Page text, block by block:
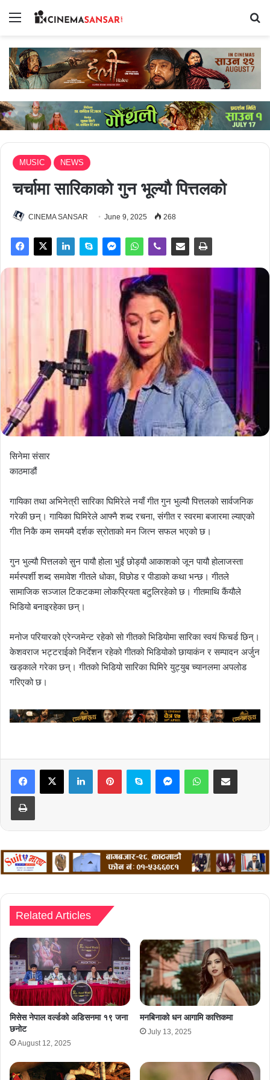
Menu
MUSIC NEWS
चर्चामा सारिकाको गुन भूल्यौ पित्तलको
CINEMA SANSAR June 9, 2025 268
सिनेमा संसार
काठमाडौं
गायिका तथा अभिनेत्री सारिका घिमिरेले नयाँ गीत गुन भुल्यौ पित्तलको सार्वजनिक
गरेकी छन्। गायिका घिमिरेले आफ्नै शब्द रचना, संगीत र स्वरमा बजारमा ल्याएको
गीत निकै कम समयमै दर्शक स्रोताको मन जित्न सफल भएको छ।
गुन भुल्यौ पित्तलको सुन पायौ होला भुईं छोड्यौ आकाशको जून पायौ होलाजस्ता
मर्मस्पर्शी शब्द समावेश गीतले धोका, विछोड र पीडाको कथा भन्छ। गीतले
सामाजिक सञ्जाल टिकटकमा लोकप्रियता बटुलिरहेको छ। गीतमाथि कैंयौले
भिडियो बनाइरहेका छन्।
मनोज परियारको एरेन्जमेन्ट रहेको सो गीतको भिडियोमा सारिका स्वयं फिचर्ड छिन्।
केशवराज भट्टराईको निर्देशन रहेको गीतको भिडियोको छायाकंन र सम्पादन अर्जुन
खड्काले गरेका छन्। गीतको भिडियो सारिका घिमिरे युट्युब च्यानलमा अपलोड
गरिएको छ।
LinkedInPinterestSkype MessengerWhatsAppShare via Email
Print
Related Articles
मिसेस नेपाल वर्ल्डको अडिसनमा १९ जना
छनोट
August 12, 2025
मनबिनाको धन आगामि कात्तिकमा
July 13, 2025